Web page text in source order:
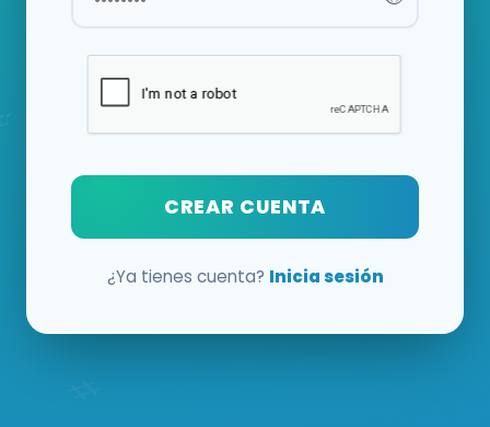
CREAR CUENTA
¿Ya tienes cuenta? Inicia sesión